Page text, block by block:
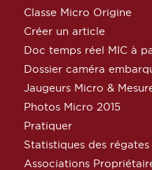
Classe Micro Origine
Créer un article
Doc temps réel MIC à
Dossier caméra
Jaugeurs Micro &
Photos Micro 2015
Pratiquer
Statistiques des régates
Associations